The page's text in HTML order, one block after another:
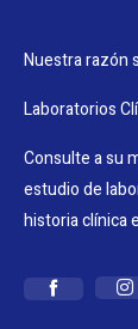
Nuestra razón
Laboratorios
Consulte a su
estudio de
historia clínica